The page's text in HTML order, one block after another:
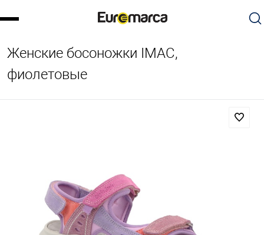
Женские босоножки IMAC,
фиолетовые